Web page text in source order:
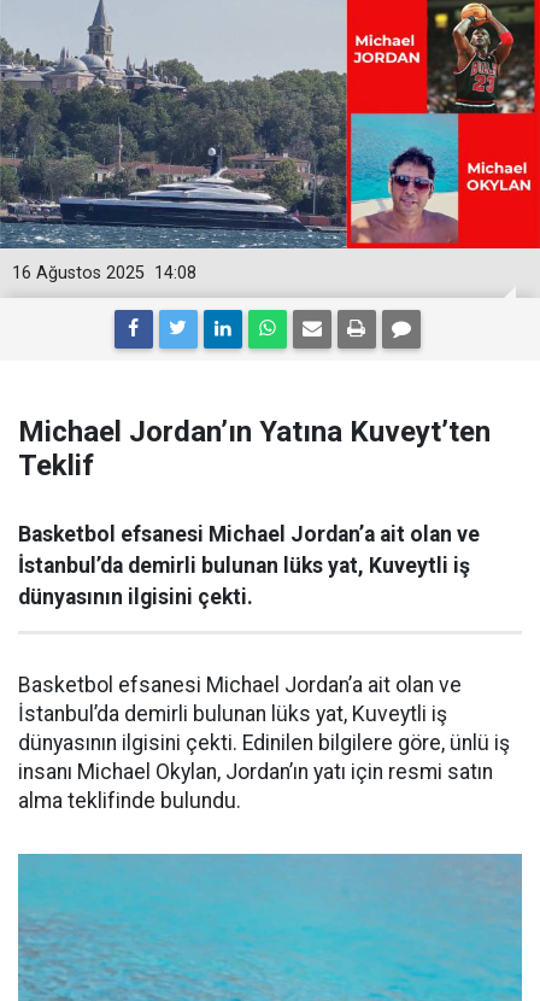
14:08
16 Ağustos 2025
Michael Jordan’ın Yatına Kuveyt’ten
Teklif
Basketbol efsanesi Michael Jordan’a ait olan ve
İstanbul’da demirli bulunan lüks yat, Kuveytli iş
dünyasının ilgisini çekti.
Basketbol efsanesi Michael Jordan’a ait olan ve
İstanbul’da demirli bulunan lüks yat, Kuveytli iş
dünyasının ilgisini çekti. Edinilen bilgilere göre, ünlü iş
insanı Michael Okylan, Jordan’ın yatı için resmi satın
alma teklifinde bulundu.